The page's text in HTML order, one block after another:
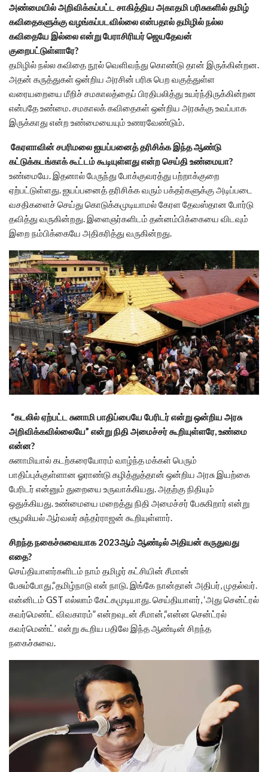
அண்மையில் அறிவிக்கப்பட்ட சாகித்திய அகாதமி பரிசுகளில் தமிழ்
கவிதைகளுக்கு வழங்கப்படவில்லை என்பதால் தமிழில் நல்ல
கவிதையே இல்லை என்று பேராசிரியர் ஜெயதேவன்
குறைபட்டுள்ளாரே?
தமிழில் நல்ல கவிதை நூல் வெளிவந்து கொண்டு தான் இருக்கின்றன.
அதன் கருத்துகள் ஒன்றிய அரசின் பரிசு பெற வகுத்துள்ள
வரையறையை மீறிச் சமகாலத்தைப் பிரதிபலித்து உயர்ந்திருக்கின்றன
என்பதே உண்மை. சமகாலக் கவிதைகள் ஒன்றிய அரசுக்கு உவப்பாக
இருக்காது என்ற உண்மையையும் உணரவேண்டும்.
கேரளாவின் சபரிமலை ஐயப்பனைத் தரிசிக்க இந்த ஆண்டு
கட்டுக்கடங்காக் கூட்டம் கூடியுள்ளது என்ற செய்தி உண்மையா?
உண்மையே. இதனால் பேருந்து போக்குவரத்து பற்றாக்குறை
ஏற்பட்டுள்ளது. ஐயப்பனைத் தரிசிக்க வரும் பக்தர்களுக்கு அடிப்படை
வசதிகளைச் செய்து கொடுக்கமுடியாமல் கேரள தேவஸ்தான போர்டு
தவித்து வருகின்றது. இளைஞர்களிடம் தன்னம்பிக்கையை விடவும்
இறை நம்பிக்கையே அதிகரித்து வருகின்றது.
“கடலில் ஏற்பட்ட சுனாமி பாதிப்பையே பேரிடர் என்று ஒன்றிய அரசு
அறிவிக்கவில்லையே” என்று நிதி அமைச்சர் கூறியுள்ளரே, உண்மை
என்ன?
சுனாமியால் கடற்கரையோரம் வாழ்ந்த மக்கள் பெரும்
பாதிப்புக்குள்ளான ஓராண்டு கழித்துத்தான் ஒன்றிய அரசு இயற்கை
பேரிடர் என்னும் துறையை உருவாக்கியது. அதற்கு நிதியும்
ஒதுக்கியது. உண்மையை மறைத்து நிதி அமைச்சர் பேசுகிறார் என்று
சூழலியல் ஆர்வலர் சுந்தர்ராஜன் கூறியுள்ளார்.
சிறந்த நகைச்சுவையாக 2023ஆம் ஆண்டில் அதியன் கருதுவது
எதை?
செய்தியாளர்களிடம் நாம் தமிழர் கட்சியின் சீமான்
பேசும்போது,“தமிழ்நாடு என் நாடு. இங்கே நான்தான் அதிபர், முதல்வர்.
என்னிடம் GST எல்லாம் கேட்கமுடியாது. செய்தியாளர், ‘அது சென்ட்ரல்
கவர்மெண்ட் விவகாரம்” என்றவுடன் சீமான்,“என்ன சென்ட்ரல்
கவர்மெண்ட்’ என்று கூறிய பதிலே இந்த ஆண்டின் சிறந்த
நகைச்சுவை.